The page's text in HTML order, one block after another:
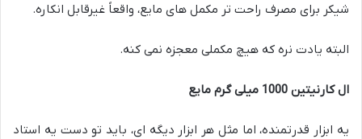
شیکر برای مصرف راحت تر مکمل های مایع، واقعاً غیرقابل انکاره.
البته یادت نره که هیچ مکملی معجزه نمی کنه.
ال کارنیتین 1000 میلی گرم مایع
یه ابزار قدرتمنده، اما مثل هر ابزار دیگه ای، باید تو دست یه استاد